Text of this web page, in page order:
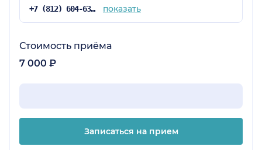
+7 (812) 604-63-42 показать
Стоимость приёма
7 000 ₽
Записаться на прием